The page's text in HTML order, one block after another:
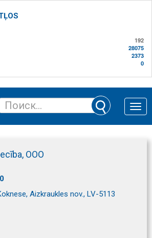
192
28075
2373
0
Toggle
ООО
Aizkraukles nov., LV-5113